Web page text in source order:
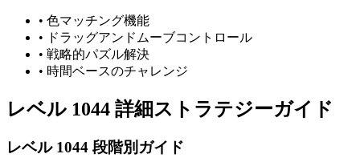
• 色マッチング機能
• ドラッグアンドムーブコントロール
• 戦略的パズル解決
• 時間ベースのチャレンジ
レベル 1044 詳細ストラテジーガイド
レベル 1044 段階別ガイド